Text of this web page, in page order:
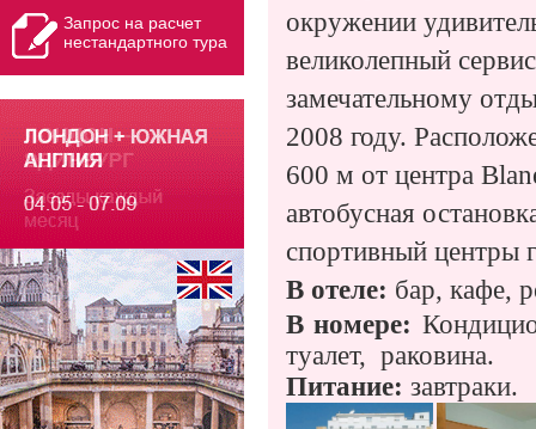
Запрос на расчет
нестандартного тура
окружении
великолепный
замечательному
2008 году.
600 м от центра
автобусная
спортивный центры
В отеле: бар, кафе,
В номере:
туалет, раковина.
Питание: завтраки.